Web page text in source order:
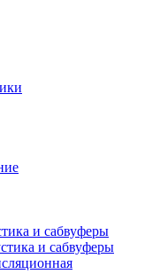
и сабвуферы
и сабвуферы